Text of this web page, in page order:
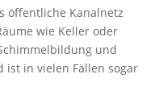
öffentliche Kanalnetz
wie Keller oder
und
ist in vielen Fällen sogar